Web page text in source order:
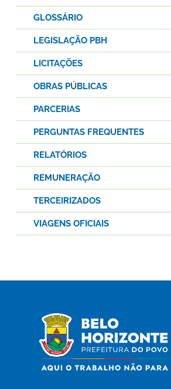
GLOSSÁRIO
LEGISLAÇÃO PBH
LICITAÇÕES
OBRAS PÚBLICAS
PARCERIAS
PERGUNTAS FREQUENTES
RELATÓRIOS
REMUNERAÇÃO
TERCEIRIZADOS
VIAGENS OFICIAIS